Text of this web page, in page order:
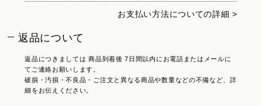
お支払い方法についての詳細 >
返品について
返品につきましては 商品到着後 7日間以内にお電話またはメールに
てご連絡お願いします。
破損・汚損・不良品・ご注文と異なる商品や数量などの不備など、詳
細をお伝えください。